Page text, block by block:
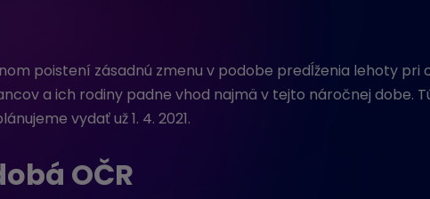
poistení zásadnú zmenu v podobe predĺženia lehoty
a ich rodiny padne vhod najmä v tejto náročnej dobe.
vydať už 1. 4. 2021.
OČR